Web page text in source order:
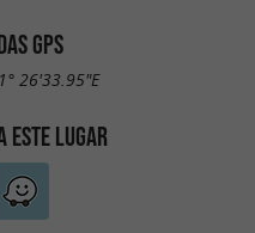
GPS
26'33.95"E
ESTE LUGAR